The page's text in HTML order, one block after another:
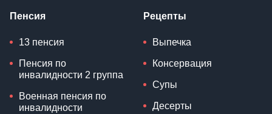
Пенсия
13 пенсия
Пенсия по
инвалидности 2 группа
Военная пенсия по
инвалидности
Рецепты
Выпечка
Консервация
Супы
Десерты